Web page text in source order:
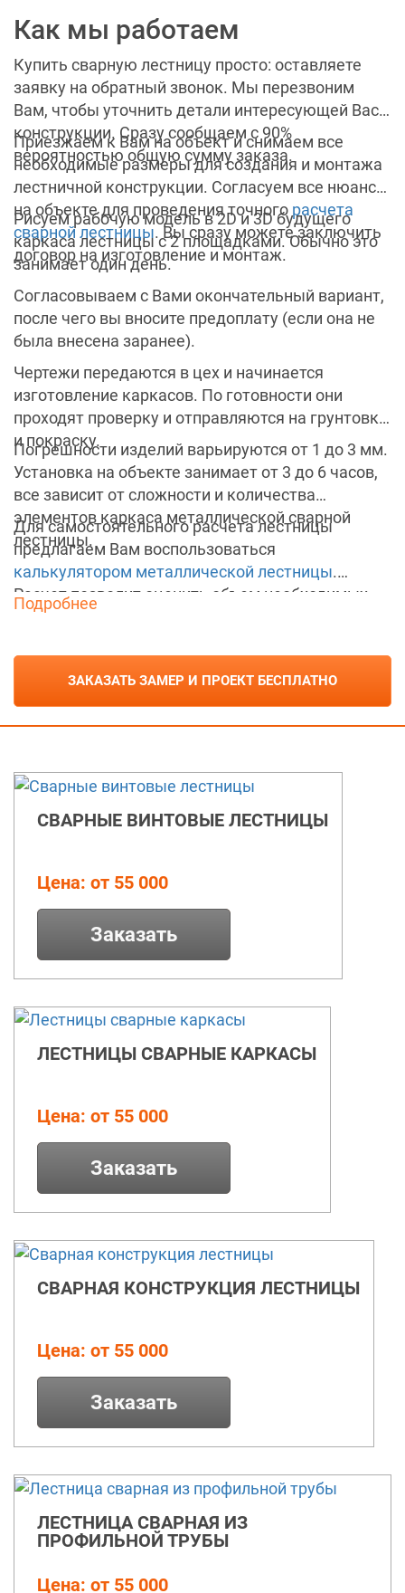
Как мы работаем
Купить сварную лестницу просто: оставляете
заявку на обратный звонок. Мы перезвоним
Вам, чтобы уточнить детали интересующей Вас
конструкции. Сразу сообщаем с 90%
вероятностью общую сумму заказа.
Приезжаем к Вам на объект и снимаем все
необходимые размеры для создания и монтажа
лестничной конструкции. Согласуем все нюансы
на объекте для проведения точного расчета
сварной лестницы. Вы сразу можете заключить
договор на изготовление и монтаж.
Рисуем рабочую модель в 2D и 3D будущего
каркаса лестницы с 2 площадками. Обычно это
занимает один день.
Согласовываем с Вами окончательный вариант,
после чего вы вносите предоплату (если она не
была внесена заранее).
Чертежи передаются в цех и начинается
изготовление каркасов. По готовности они
проходят проверку и отправляются на грунтовку
и покраску.
Погрешности изделий варьируются от 1 до 3 мм.
Установка на объекте занимает от 3 до 6 часов,
все зависит от сложности и количества
элементов каркаса металлической сварной
лестницы.
Для самостоятельного расчета лестницы
предлагаем Вам воспользоваться
калькулятором металлической лестницы.
Расчет позволит оценить объем необходимых
материалов для изготовления деталей: тетивы,
оценку удобства лестницы для эксплуатации.
Подробнее
ЗАКАЗАТЬ ЗАМЕР И ПРОЕКТ БЕСПЛАТНО
СВАРНЫЕ ВИНТОВЫЕ ЛЕСТНИЦЫ
Цена: от 55 000
Заказать
ЛЕСТНИЦЫ СВАРНЫЕ КАРКАСЫ
Цена: от 55 000
Заказать
СВАРНАЯ КОНСТРУКЦИЯ ЛЕСТНИЦЫ
Цена: от 55 000
Заказать
ЛЕСТНИЦА СВАРНАЯ ИЗ
ПРОФИЛЬНОЙ ТРУБЫ
Цена: от 55 000